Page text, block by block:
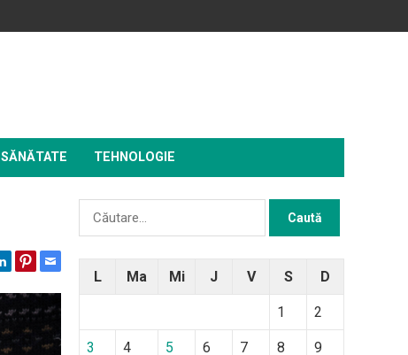
SĂNĂTATE TEHNOLOGIE
Caută
L Ma Mi J V S D
1 2
3 4 5 6 7 8 9